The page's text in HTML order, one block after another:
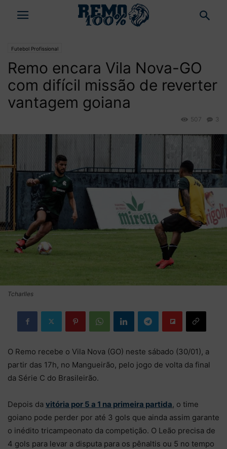
Futebol Profissional
Remo encara Vila Nova-GO
com difícil missão de reverter
vantagem goiana
3
507
Tcharlles
O Remo recebe o Vila Nova (GO) neste sábado (30/01), a
partir das 17h, no Mangueirão, pelo jogo de volta da final
da Série C do Brasileirão.
Depois da vitória por 5 a 1 na primeira partida, o time
goiano pode perder por até 3 gols que ainda assim garante
o inédito tricampeonato da competição. O Leão precisa de
4 gols para levar a disputa para os pênaltis ou 5 no tempo